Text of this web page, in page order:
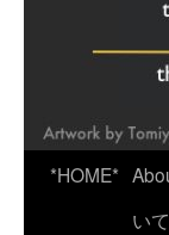
*HOME*
いて